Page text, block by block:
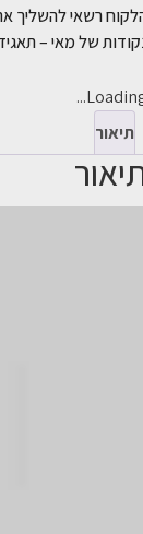
רשאי להשליך
של מאי –
תיאור